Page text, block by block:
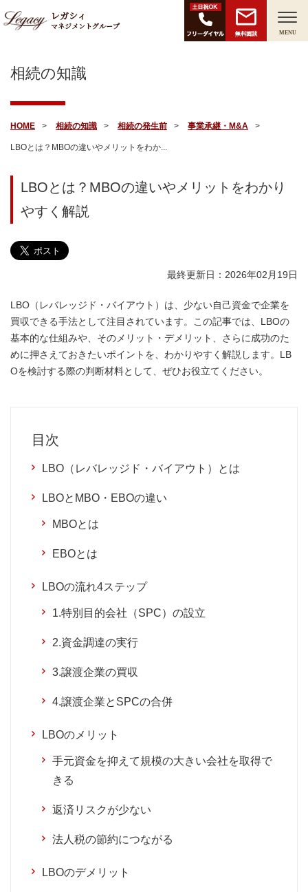
レガシィ
マネジメントグループ
無料面談 MENU
相続の知識
HOME 相続の知識 相続の発生前 事業承継・M&A
LBOとは？MBOの違いやメリットをわか...
LBOとは？MBOの違いやメリットをわかり
やすく解説
最終更新日：2026年02月19日
LBO（レバレッジド・バイアウト）は、少ない自己資金で企業を
買収できる手法として注目されています。この記事では、LBOの
基本的な仕組みや、そのメリット・デメリット、さらに成功のた
めに押さえておきたいポイントを、わかりやすく解説します。LB
Oを検討する際の判断材料として、ぜひお役立てください。
目次
LBO（レバレッジド・バイアウト）とは
LBOとMBO・EBOの違い
MBOとは
EBOとは
LBOの流れ4ステップ
1.特別目的会社（SPC）の設立
2.資金調達の実行
3.譲渡企業の買収
4.譲渡企業とSPCの合併
LBOのメリット
手元資金を抑えて規模の大きい会社を取得で
きる
返済リスクが少ない
法人税の節約につながる
LBOのデメリット